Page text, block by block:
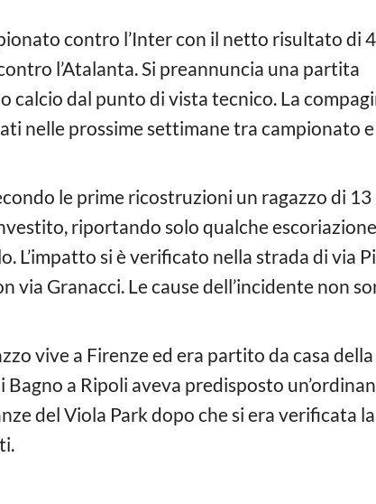
contro l’Inter con il netto risultato di
l’Atalanta. Si preannuncia una partita
dal punto di vista tecnico. La
nelle prossime settimane tra campionato e
le prime ricostruzioni un ragazzo di 13
riportando solo qualche
si è verificato nella strada di via
via Granacci. Le cause dell’incidente non
vive a Firenze ed era partito da casa
a Ripoli aveva predisposto
del Viola Park dopo che si era verificata la